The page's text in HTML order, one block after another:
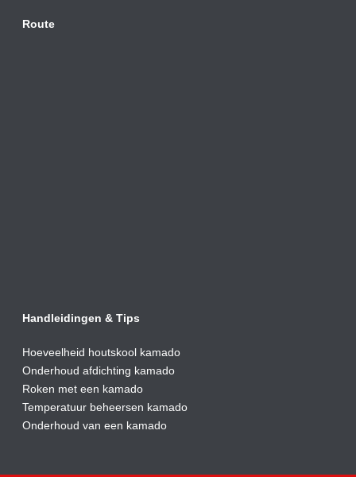
Route
Handleidingen & Tips
Hoeveelheid houtskool kamado
Onderhoud afdichting kamado
Roken met een kamado
Temperatuur beheersen kamado
Onderhoud van een kamado